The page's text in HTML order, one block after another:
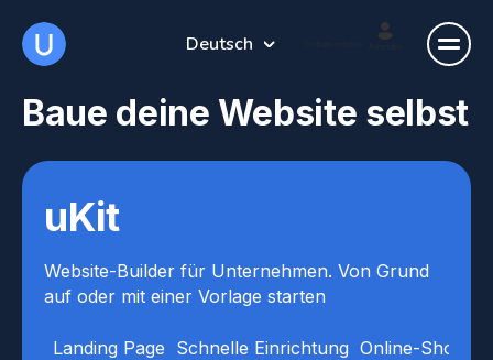
Deutsch
Baue deine Website selbst
uKit
Website-Builder für Unternehmen. Von Grund
auf oder mit einer Vorlage starten
Landing Page Schnelle Einrichtung Online-Shop